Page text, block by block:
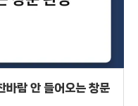
바람 안 들어오는 창문